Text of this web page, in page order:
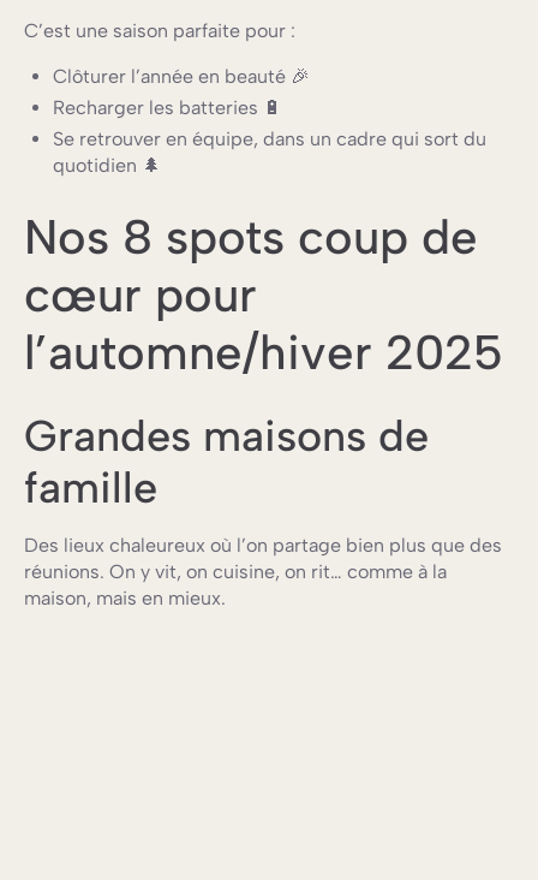
C’est une saison parfaite pour :
Clôturer l’année en beauté 🎉
Recharger les batteries 🔋
Se retrouver en équipe, dans un cadre qui sort du
quotidien 🌲
Nos 8 spots coup de
cœur pour
l’automne/hiver 2025
Grandes maisons de
famille
Des lieux chaleureux où l’on partage bien plus que des
réunions. On y vit, on cuisine, on rit… comme à la
maison, mais en mieux.